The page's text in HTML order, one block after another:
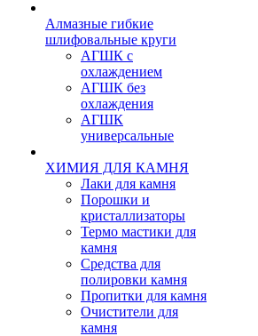
Алмазные гибкие
шлифовальные круги
АГШК с
охлаждением
АГШК без
охлаждения
АГШК
универсальные
ХИМИЯ ДЛЯ КАМНЯ
Лаки для камня
Порошки и
кристаллизаторы
Термо мастики для
камня
Средства для
полировки камня
Пропитки для камня
Очистители для
камня